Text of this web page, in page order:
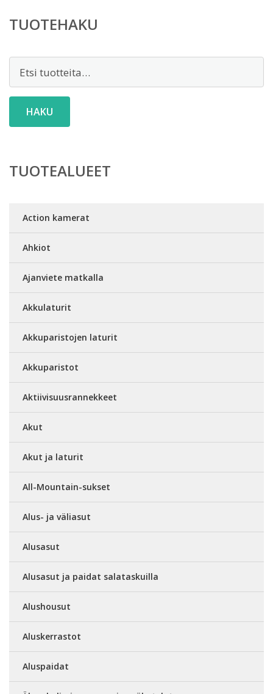
TUOTEHAKU
HAKU
TUOTEALUEET
Action kamerat
Ahkiot
Ajanviete matkalla
Akkulaturit
Akkuparistojen laturit
Akkuparistot
Aktiivisuusrannekkeet
Akut
Akut ja laturit
All-Mountain-sukset
Alus- ja väliasut
Alusasut
Alusasut ja paidat salataskuilla
Alushousut
Aluskerrastot
Aluspaidat